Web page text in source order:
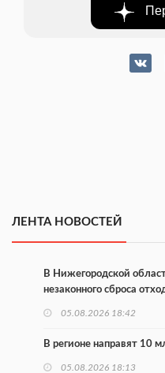
ЛЕНТА НОВОСТЕЙ
В Нижегородской
незаконного сброса
05.08.2026 18:42
В регионе направят 10
05.08.2026 18:13